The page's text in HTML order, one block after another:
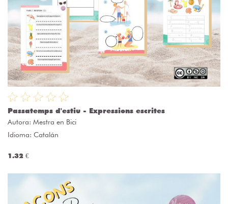
Passatemps d'estiu - Expressions escrites
Autora: Mestra en Bici
Idioma: Catalán
1.32 €